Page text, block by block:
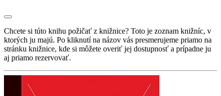
Chcete si túto knihu požičať z knižnice? Toto je zoznam knižníc, v
ktorých ju majú. Po kliknutí na názov vás presmerujeme priamo na
stránku knižnice, kde si môžete overiť jej dostupnosť a prípadne ju
aj priamo rezervovať.